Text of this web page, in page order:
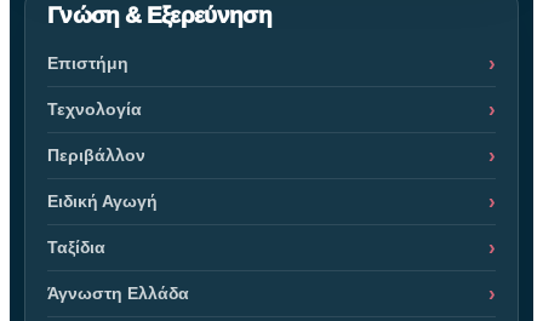
Γνώση & Εξερεύνηση
Επιστήμη
Τεχνολογία
Περιβάλλον
Ειδική Αγωγή
Ταξίδια
Άγνωστη Ελλάδα